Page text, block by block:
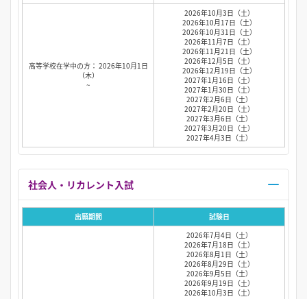
高等学校在学中の方： 2026年10月1日
（木）
~
2026年10月3日（土）
2026年10月17日（土）
2026年10月31日（土）
2026年11月7日（土）
2026年11月21日（土）
2026年12月5日（土）
2026年12月19日（土）
2027年1月16日（土）
2027年1月30日（土）
2027年2月6日（土）
2027年2月20日（土）
2027年3月6日（土）
2027年3月20日（土）
2027年4月3日（土）
出願期間 試験日
2026年7月4日（土）
2026年7月18日（土）
2026年8月1日（土）
2026年8月29日（土）
2026年9月5日（土）
2026年9月19日（土）
2026年10月3日（土）